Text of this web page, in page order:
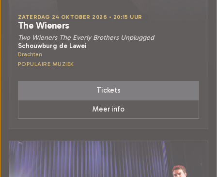
ZATERDAG 24 OKTOBER 2026 • 20:15 UUR
The Wieners
Two Wieners The Everly Brothers Unplugged
Schouwburg de Lawei
Drachten
POPULAIRE MUZIEK
Tickets
Meer info